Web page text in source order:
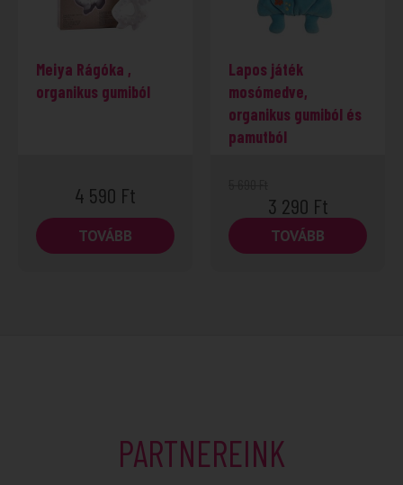
Meiya Rágóka ,
organikus gumiból
4 590 Ft
TOVÁBB
Lapos játék
mosómedve,
organikus gumiból és
pamutból
3 290 Ft
TOVÁBB
PARTNEREINK